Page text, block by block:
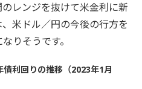
レンジを抜けて米金利に新
米ドル／円の今後の行方を
りそうです。
債利回りの推移（2023年1月